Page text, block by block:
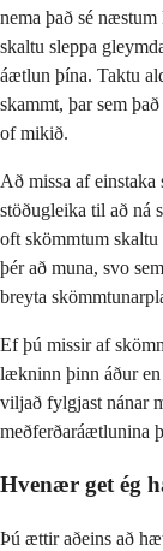
nema það sé
skaltu sleppa
áætlun þína. Taktu
skammt, þar sem
of mikið.
Að missa af
stöðugleika til að ná
oft skömmtum
þér að muna, svo
breyta
Ef þú missir af
lækninn þinn áður
viljað fylgjast nánar
meðferðaráætlunina
Hvenær get ég
Þú ættir aðeins að